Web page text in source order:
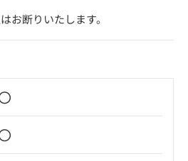
お断りいたします。